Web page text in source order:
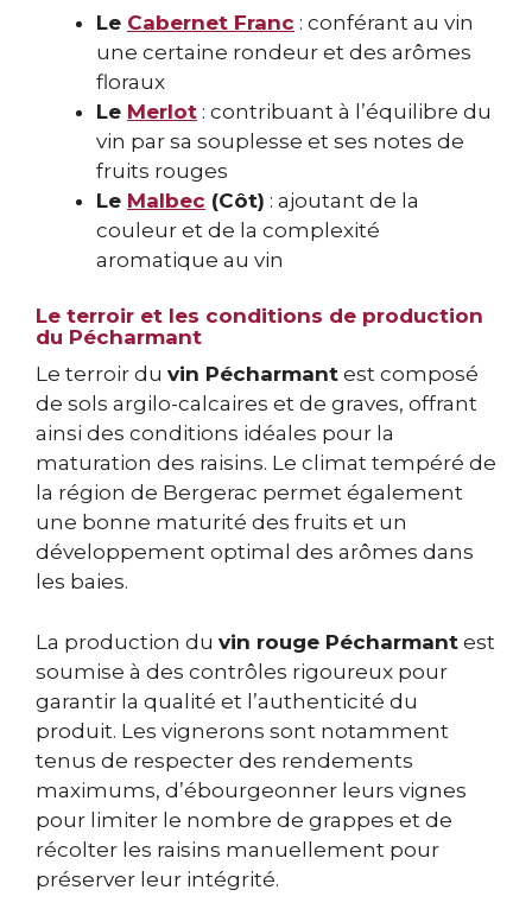
Le Cabernet Franc : conférant au vin
une certaine rondeur et des arômes
floraux
Le Merlot : contribuant à l’équilibre du
vin par sa souplesse et ses notes de
fruits rouges
Le Malbec (Côt) : ajoutant de la
couleur et de la complexité
aromatique au vin
Le terroir et les conditions de production
du Pécharmant
Le terroir du vin Pécharmant est composé
de sols argilo-calcaires et de graves, offrant
ainsi des conditions idéales pour la
maturation des raisins. Le climat tempéré de
la région de Bergerac permet également
une bonne maturité des fruits et un
développement optimal des arômes dans
les baies.
La production du vin rouge Pécharmant est
soumise à des contrôles rigoureux pour
garantir la qualité et l’authenticité du
produit. Les vignerons sont notamment
tenus de respecter des rendements
maximums, d’ébourgeonner leurs vignes
pour limiter le nombre de grappes et de
récolter les raisins manuellement pour
préserver leur intégrité.